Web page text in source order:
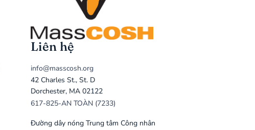
Liên hệ
info@masscosh.org
42 Charles St., St. D
Dorchester, MA 02122
617-825-AN TOÀN (7233)
Đường dây nóng Trung tâm Công nhân